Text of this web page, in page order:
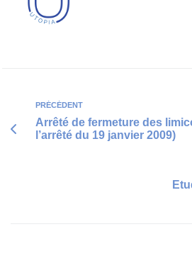
PRÉCÉDENT
Arrêté de fermeture des
l’arrêté du 19 janvier 2009)